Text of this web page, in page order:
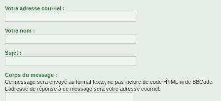
Votre adresse courriel :
Votre nom :
Sujet :
Corps du message :
Ce message sera envoyé au format texte, ne pas inclure de code HTML ni de BBCode.
L’adresse de réponse à ce message sera votre adresse courriel.